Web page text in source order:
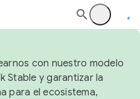
con nuestro modelo
Stable y garantizar la
para el ecosistema,